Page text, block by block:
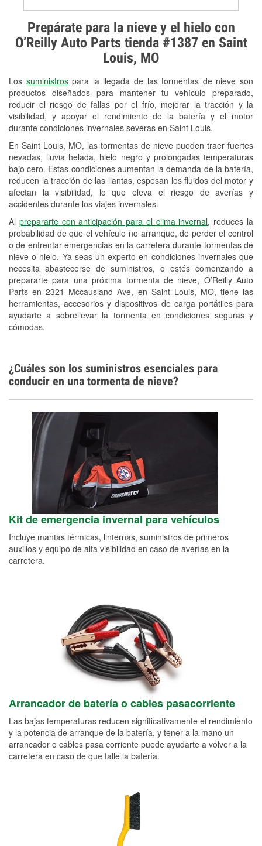
Prepárate para la nieve y el hielo con
O’Reilly Auto Parts tienda #1387 en Saint
Louis, MO
Los suministrospara la llegada de las tormentas de nieve son
productos diseñados para mantener tu vehículo preparado,
reducir el riesgo de fallas por el frío, mejorar la tracción y la
visibilidad, y apoyar el rendimiento de la batería y el motor
durante condiciones invernales severas en Saint Louis.
En Saint Louis, MO, las tormentas de nieve pueden traer fuertes
nevadas, lluvia helada, hielo negro y prolongadas temperaturas
bajo cero. Estas condiciones aumentan la demanda de la batería,
reducen la tracción de las llantas, espesan los fluidos del motor y
afectan la visibilidad, lo que eleva el riesgo de averías y
accidentes durante los viajes invernales.
Al prepararte con anticipación para el clima invernal, reduces la
probabilidad de que el vehículo no arranque, de perder el control
o de enfrentar emergencias en la carretera durante tormentas de
nieve o hielo. Ya seas un experto en condiciones invernales que
necesita abastecerse de suministros, o estés comenzando a
prepararte para una próxima tormenta de nieve, O’Reilly Auto
Parts en 2321 Mccausland Ave, en Saint Louis, MO, tiene las
herramientas, accesorios y dispositivos de carga portátiles para
ayudarte a sobrellevar la tormenta en condiciones seguras y
cómodas.
Prueba de alternadores y
arrancadores
Revisión de la luz "Check Engine"
Reciclaje de baterías y aceite
Instalación de bombillas de faros
Instalación de limpiaparabrisas
Programa de Préstamo de
Herramientas
Rectificación de tambores y discos de
freno
Snowstorm Supplies
Tornado Supplies
Conoce más
¿Cuáles son los suministros esenciales para
conducir en una tormenta de nieve?
Kit de emergencia invernal para vehículos
Incluye mantas térmicas, linternas, suministros de primeros
auxilios y equipo de alta visibilidad en caso de averías en la
carretera.
Arrancador de batería o cables pasacorriente
Las bajas temperaturas reducen significativamente el rendimiento
y la potencia de arranque de la batería, y tener a la mano un
arrancador o cables pasa corriente puede ayudarte a volver a la
carretera en caso de que falle la batería.